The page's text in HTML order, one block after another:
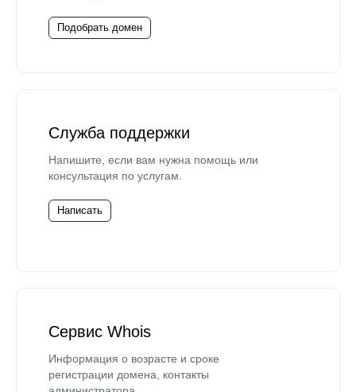
Подобрать домен
Служба поддержки
Напишите, если вам нужна помощь или
консультация по услугам.
Написать
Сервис Whois
Информация о возрасте и сроке
регистрации домена, контакты